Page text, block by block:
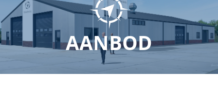
AANBOD
CONTACT
0517 240 500
info@versteegheftrucks.nlAANBOD